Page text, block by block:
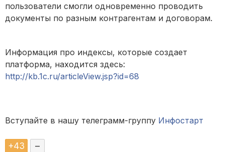
пользователи смогли одновременно проводить
документы по разным контрагентам и договорам.
Информация про индексы, которые создает
платформа, находится здесь:
http://kb.1c.ru/articleView.jsp?id=68
Вступайте в нашу телеграмм-группу Инфостарт
+43 –